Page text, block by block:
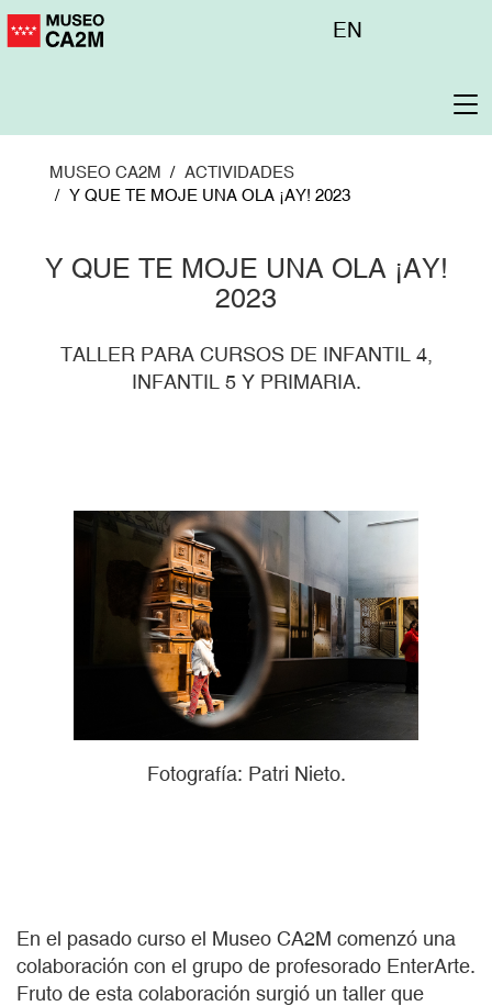
Pasar
Menú
EN
MUSEO CA2M
ACTIVIDADES
Y QUE TE MOJE UNA OLA ¡AY! 2023
Y QUE TE MOJE UNA OLA ¡AY!
2023
TALLER PARA CURSOS DE INFANTIL 4,
INFANTIL 5 Y PRIMARIA.
Fotografía: Patri Nieto.
En el pasado curso el Museo CA2M comenzó una
colaboración con el grupo de profesorado EnterArte.
Fruto de esta colaboración surgió un taller que